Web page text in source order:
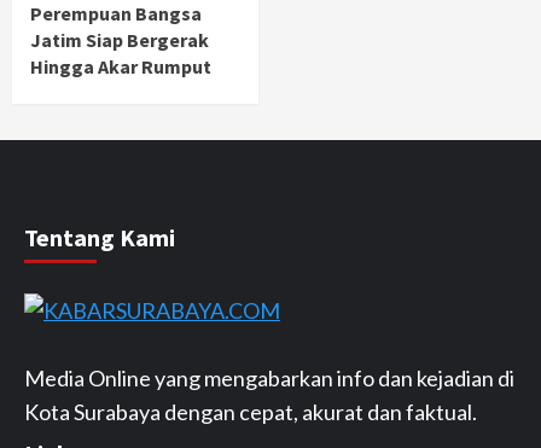
Perempuan Bangsa
Jatim Siap Bergerak
Hingga Akar Rumput
Tentang Kami
Media Online yang mengabarkan info dan kejadian di
Kota Surabaya dengan cepat, akurat dan faktual.